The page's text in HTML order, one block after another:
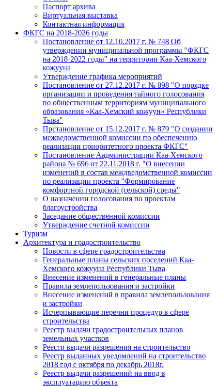
Паспорт архива
Виртуальная выставка
Контактная информация
ФКГС на 2018-2026 годы
Постановление от 12.10.2017 г. № 748 Об
утверждении муниципальной программы "ФКГС
на 2018-2022 годы" на территории Каа-Хемского
кожууна
Утверждение графика мероприятий
Постановление от 27.12.2017 г. № 898 "О порядке
организации и проведения тайного голосования
по общественным территориям муниципального
образования «Каа-Хемский кожуун» Республики
Тыва"
Прстановление от 15.12.2017 г. № 879 "О создании
межведомственной комиссии по обеспечению
реализации приоритетного проекта ФКГС"
Постановление Аадминистрации Каа-Хемского
района № 696 от 22.11.2018 г. "О внесении
изменений в состав междведомственной комиссии
по реализации проекта "Формирование
комфортной городской (сельской) среды"
О назначении голосования по проектам
благоустройства
Заседание общественной комиссии
Утверждение счетной комиссии
Туризм
Архитектура и градостроительство
Новости в сфере градостроительства
Генеральные планы сельских поселений Каа-
Хемского кожууна Республики Тыва
Внесение изменений в генеральные планы
Правила землепользования и застройки
Внесение изменений в правила землепользования
и застройки
Исчерпывающие перечни процедур в сфере
строительства
Реестр выдачи градостроительных планов
земельных участков
Реестр выдачи разрешения на строительство
Реестр выданных уведомлений на строительство
2018 год с октября по декабрь 2018г.
Реестр выдачи разрешений на ввод в
эксплуатацию объекта